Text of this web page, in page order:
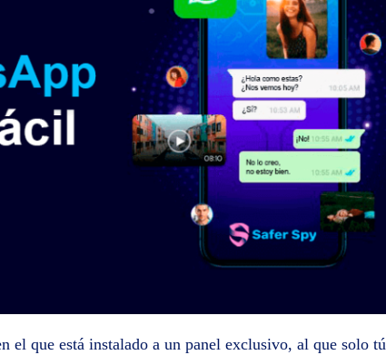
que está instalado a un panel exclusivo, al que solo